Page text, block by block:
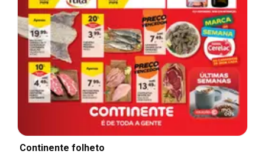
Continente folheto